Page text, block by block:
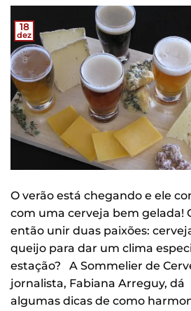
18
dez
O verão está chegando e ele
com uma cerveja bem gelada!
então unir duas paixões:
queijo para dar um clima
estação? A Sommelier de
jornalista, Fabiana Arreguy, dá
algumas dicas de como